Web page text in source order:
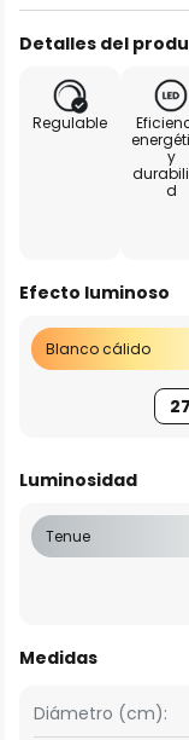
Detalles del
Regulable
y
d
Efecto luminoso
Blanco cálido
Luminosidad
Tenue
Medidas
Diámetro (cm):